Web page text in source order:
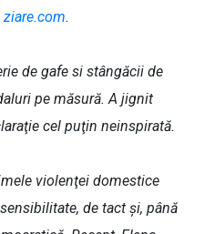
ziare.com.
de gafe si stângăcii de
pe măsură. A jignit
cel puţin neinspirată.
violenţei domestice
de tact şi, până